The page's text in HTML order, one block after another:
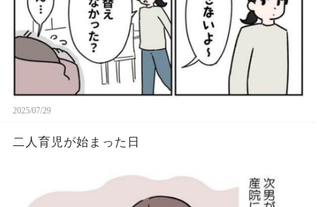
2025/07/29
二人育児が始まった日